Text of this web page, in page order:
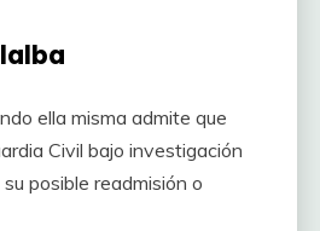
ella misma admite que
Civil bajo investigación
posible readmisión o